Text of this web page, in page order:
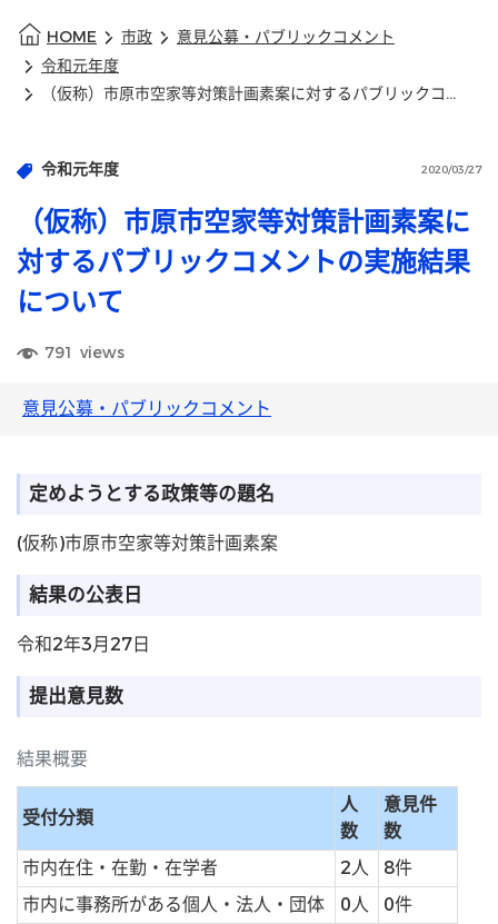
HOME 市政
意見公募・パブリックコメント
令和元年度
（仮称）市原市空家等対策計画素案に対するパブリックコメントの実施結果について
令和元年度 2020/03/27
（仮称）市原市空家等対策計画素案に
対するパブリックコメントの実施結果
について
791 views
意見公募・パブリックコメント
定めようとする政策等の題名
(仮称)市原市空家等対策計画素案
結果の公表日
令和2年3月27日
提出意見数
結果概要
受付分類
人
数
意見件
数
市内在住・在勤・在学者
2人
8件
市内に事務所がある個人・法人・団体
0人
0件